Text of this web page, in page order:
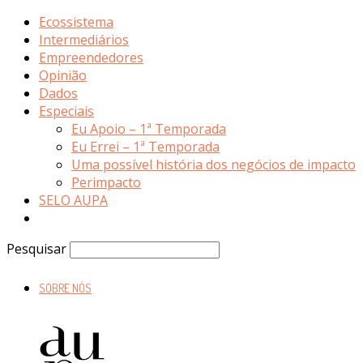
Ecossistema
Intermediários
Empreendedores
Opinião
Dados
Especiais
Eu Apoio – 1ª Temporada
Eu Errei – 1ª Temporada
Uma possível história dos negócios de impacto
Perimpacto
SELO AUPA
Pesquisar
SOBRE NÓS